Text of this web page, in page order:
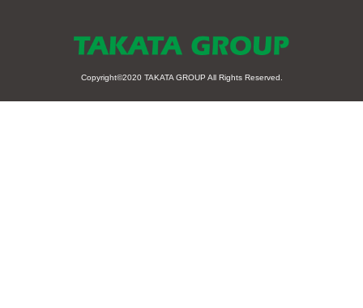
Copyright©2020 TAKATA GROUP All Rights Reserved.